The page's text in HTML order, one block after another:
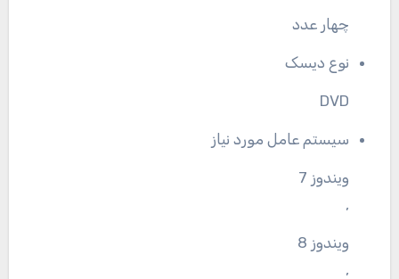
چهار عدد
نوع دیسک
DVD
سیستم عامل مورد نیاز
ویندوز 7
,
ویندوز 8
,